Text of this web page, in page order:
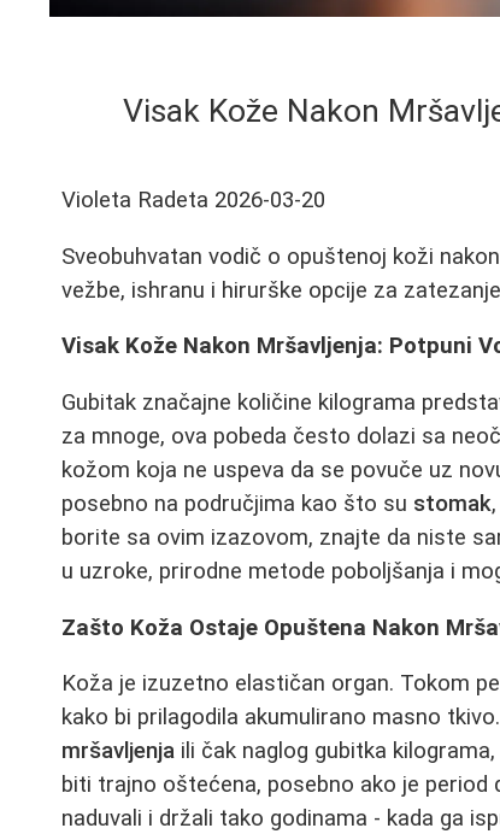
Visak Kože Nakon
Violeta Radeta 2026-03-20
Sveobuhvatan vodič o opuštenoj koži
vežbe, ishranu i hirurške opcije za
Visak Kože Nakon Mršavljenja: Potpuni
Gubitak značajne količine kilograma
za mnoge, ova pobeda često dolazi sa
kožom koja ne uspeva da se povuče uz
posebno na područjima kao što su stomak
borite sa ovim izazovom, znajte da niste
u uzroke, prirodne metode poboljšanja i
Zašto Koža Ostaje Opuštena Nakon
Koža je izuzetno elastičan organ. Tokom
kako bi prilagodila akumulirano masno
mršavljenja ili čak naglog gubitka
biti trajno oštećena, posebno ako je
naduvali i držali tako godinama - kada ga